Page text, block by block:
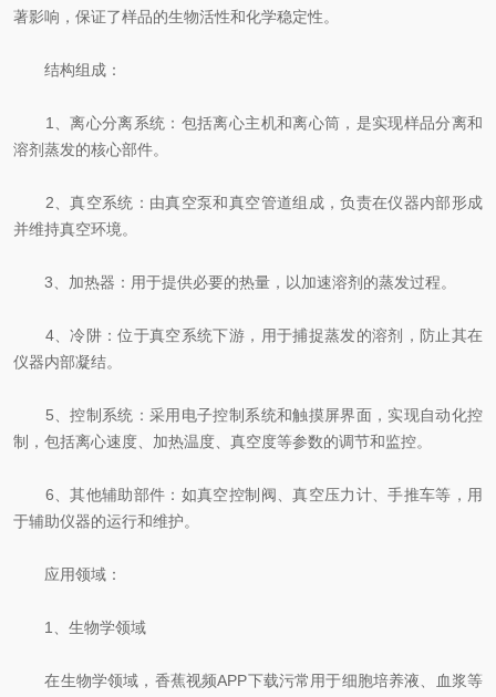
著影响，保证了样品的生物活性和化学稳定性。
结构组成：
1、离心分离系统：包括离心主机和离心筒，是实现样品分离和
溶剂蒸发的核心部件。
2、真空系统：由真空泵和真空管道组成，负责在仪器内部形成
并维持真空环境。
3、加热器：用于提供必要的热量，以加速溶剂的蒸发过程。
4、冷阱：位于真空系统下游，用于捕捉蒸发的溶剂，防止其在
仪器内部凝结。
5、控制系统：采用电子控制系统和触摸屏界面，实现自动化控
制，包括离心速度、加热温度、真空度等参数的调节和监控。
6、其他辅助部件：如真空控制阀、真空压力计、手推车等，用
于辅助仪器的运行和维护。
应用领域：
1、生物学领域
在生物学领域，香蕉视频APP下载污常用于细胞培养液、血浆等